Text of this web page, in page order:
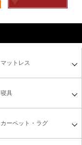
マットレス
寝具
カーペット・ラグ